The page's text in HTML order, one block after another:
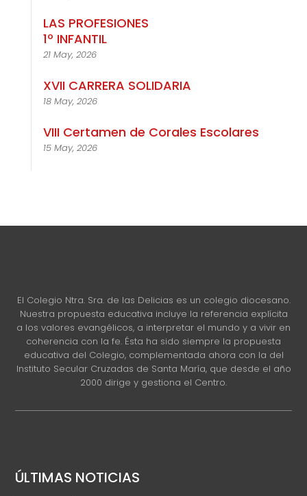
LAS PROFESIONES
1º INFANTIL
21 May, 2026
XVII CARRERA SOLIDARIA
18 May, 2026
VIII Certamen de Corales Escolares
15 May, 2026
El Colegio Ntra. Sra. de las Delicias es un colegio diocesano.
Nuestra propuesta educativa incluye la referencia explícita
a los valores evangélicos, a interpretar el mundo y a vivir en
coherencia con la fe. Ésta ha sido siempre la propuesta
educativa del Colegio, complementada ahora con la del
Instituto Secular Cruzadas de Santa María, que desde el año
2000 dirige y gestiona el Centro.
ÚLTIMAS NOTICIAS